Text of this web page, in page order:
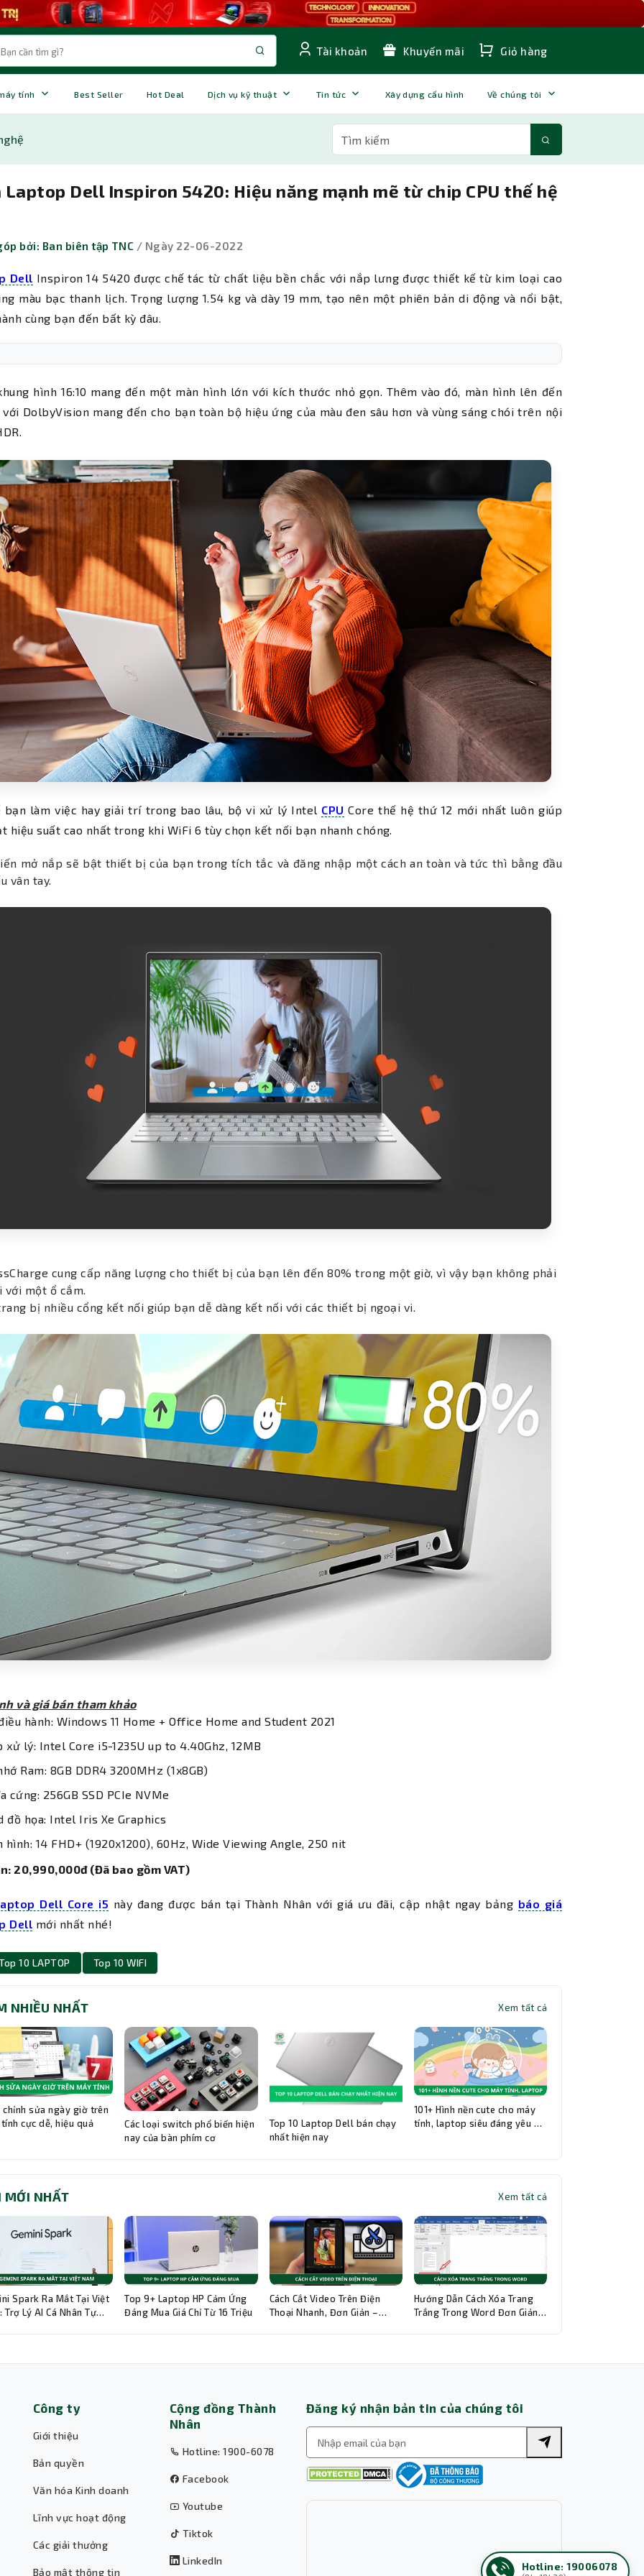
Tài khoản Khuyến mãi Giỏ hàng
tính Best Seller Hot Deal Dịch vụ kỹ thuật Tin tức Xây dựng cấu hình Về chúng tôi
Laptop Dell Inspiron 5420: Hiệu năng mạnh mẽ từ chip CPU thế hệ
bởi: Ban biên tập TNC / Ngày 22-06-2022
Dell Inspiron 14 5420 được chế tác từ chất liệu bền chắc với nắp lưng được thiết kế từ kim loại cao
màu bạc thanh lịch. Trọng lượng 1.54 kg và dày 19 mm, tạo nên một phiên bản di động và nổi bật,
cùng bạn đến bất kỳ đâu.
hình 16:10 mang đến một màn hình lớn với kích thước nhỏ gọn. Thêm vào đó, màn hình lên đến
với DolbyVision mang đến cho bạn toàn bộ hiệu ứng của màu đen sâu hơn và vùng sáng chói trên nội
bạn làm việc hay giải trí trong bao lâu, bộ vi xử lý Intel CPU Core thế hệ thứ 12 mới nhất luôn giúp
hiệu suất cao nhất trong khi WiFi 6 tùy chọn kết nối bạn nhanh chóng.
mở nắp sẽ bật thiết bị của bạn trong tích tắc và đăng nhập một cách an toàn và tức thì bằng đầu
vân tay.
cung cấp năng lượng cho thiết bị của bạn lên đến 80% trong một giờ, vì vậy bạn không phải
với một ổ cắm.
bị nhiều cổng kết nối giúp bạn dễ dàng kết nối với các thiết bị ngoại vi.
và giá bán tham khảo
hành: Windows 11 Home + Office Home and Student 2021
xử lý: Intel Core i5-1235U up to 4.40Ghz, 12MB
Ram: 8GB DDR4 3200MHz (1x8GB)
cứng: 256GB SSD PCIe NVMe
đồ họa: Intel Iris Xe Graphics
hình: 14 FHD+ (1920x1200), 60Hz, Wide Viewing Angle, 250 nit
20,990,000đ (Đã bao gồm VAT)
Dell Core i5 này đang được bán tại Thành Nhân với giá ưu đãi, cập nhật ngay bảng báo giá
Dell mới nhất nhé!
10 LAPTOP Top 10 WIFI
NHIỀU NHẤT Xem tất cả
chỉnh sửa ngày giờ trên
cực dễ, hiệu quả
Các loại switch phổ biến hiện
nay của bàn phím cơ
Top 10 Laptop Dell bán chạy
nhất hiện nay
101+ Hình nền cute cho máy
tính, laptop siêu đáng yêu và
MỚI NHẤT Xem tất cả
Spark Ra Mắt Tại Việt
Trợ Lý AI Cá Nhân Tự
Top 9+ Laptop HP Cảm Ứng
Đáng Mua Giá Chỉ Từ 16 Triệu
Cách Cắt Video Trên Điện
Thoại Nhanh, Đơn Giản –
Hướng Dẫn Cách Xóa Trang
Trắng Trong Word Đơn Giản,
Công ty
Giới thiệu
Bản quyền
Văn hóa Kinh doanh
Lĩnh vực hoạt động
Các giải thưởng
Bảo mật thông tin
Cộng đồng Thành
Nhân
Hotline: 1900-6078
Facebook
Youtube
Tiktok
LinkedIn
Đăng ký nhận bản tin của chúng tôi
Hotline: 19006078
Thành Nhân TNC
Trợ lý AI • Phản hồi tức thì